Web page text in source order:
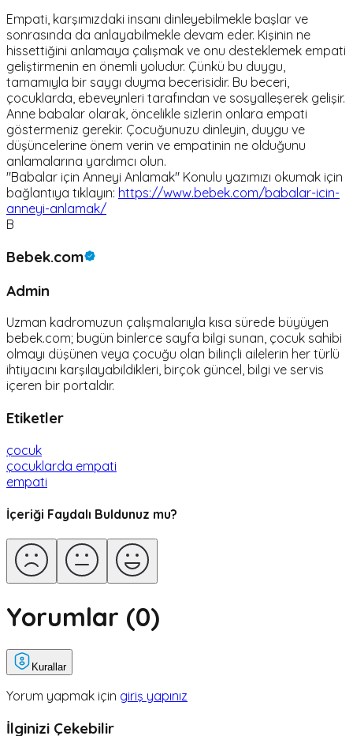
Empati, karşımızdaki insanı dinleyebilmekle başlar ve
sonrasında da anlayabilmekle devam eder. Kişinin ne
hissettiğini anlamaya çalışmak ve onu desteklemek empati
geliştirmenin en önemli yoludur. Çünkü bu duygu,
tamamıyla bir saygı duyma becerisidir. Bu beceri,
çocuklarda, ebeveynleri tarafından ve sosyalleşerek gelişir.
Anne babalar olarak, öncelikle sizlerin onlara empati
göstermeniz gerekir. Çocuğunuzu dinleyin, duygu ve
düşüncelerine önem verin ve empatinin ne olduğunu
anlamalarına yardımcı olun.
"Babalar için Anneyi Anlamak" Konulu yazımızı okumak için
bağlantıya tıklayın: https://www.bebek.com/babalar-icin-
anneyi-anlamak/
B
Bebek.com
Admin
Uzman kadromuzun çalışmalarıyla kısa sürede büyüyen
bebek.com; bugün binlerce sayfa bilgi sunan, çocuk sahibi
olmayı düşünen veya çocuğu olan bilinçli ailelerin her türlü
ihtiyacını karşılayabildikleri, birçok güncel, bilgi ve servis
içeren bir portaldır.
Etiketler
çocuk
çocuklarda empati
empati
İçeriği Faydalı Buldunuz mu?
Yorumlar (0)
Kurallar
Yorum yapmak için giriş yapınız
İlginizi Çekebilir